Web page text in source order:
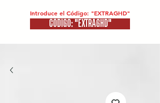
Introduce el Código: "EXTRAGHD"
CÓDIGO: "EXTRAGHD"